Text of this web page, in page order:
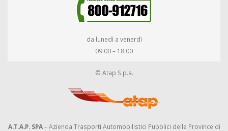
da lunedì a venerdì
09:00 – 18:00
© Atap S.p.a.
A.T.A.P. SPA– Azienda Trasporti Automobilistici Pubblici delle Province di